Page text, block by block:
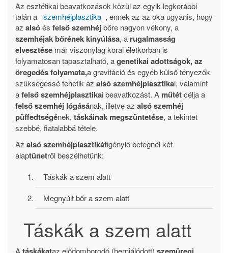
Az esztétikai beavatkozások közül az egyik legkorábbi
talán a szemhéjplasztika , ennek az az oka ugyanis, hogy
az alsóés felső szemhéjbőre nagyon vékony, a
szemhéjak bőrének kinyúlása, a rugalmasság
elvesztése már viszonylag korai életkorban is
folyamatosan tapasztalható, agenetikai adottságok, az
öregedés folyamata,a gravitáció és egyéb külső tényezők
szükségessé tehetik az alsó szemhéjplasztikai, valamint
afelső szemhéjplasztikai beavatkozást. A műtétcélja a
felső szemhéj lógásának, illetve az alsó szemhéj
püffedtségének, táskáinak megszüntetése, a tekintet
szebbé, fiatalabbá tétele.
Az alsó szemhéjplasztikátigénylő betegnél két
alaptünetről beszélhetünk:
Táskák a szem alatt
Megnyúlt bőr a szem alatt
Táskák a szem alatt
Atáskákataz elődomborodó (herniálódott) szemüregi